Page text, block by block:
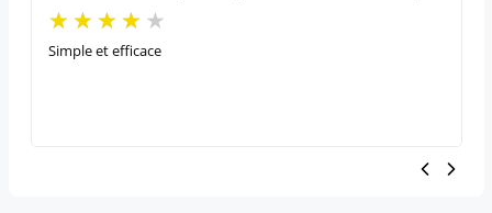
Simple et efficace